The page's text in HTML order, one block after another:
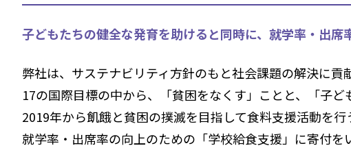
子どもたちの健全な発育を助けると同時に、就学率・出席
弊社は、サステナビリティ方針のもと社会課題の解決に貢
17の国際目標の中から、「貧困をなくす」ことと、「子
2019年から飢餓と貧困の撲滅を目指して食料支援活動を
就学率・出席率の向上のための「学校給食支援」に寄付を